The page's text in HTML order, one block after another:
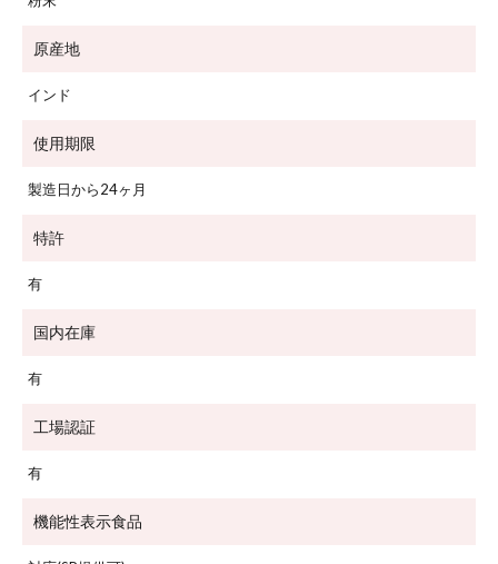
原産地
インド
使用期限
製造日から24ヶ月
特許
有
国内在庫
有
工場認証
有
機能性表示食品